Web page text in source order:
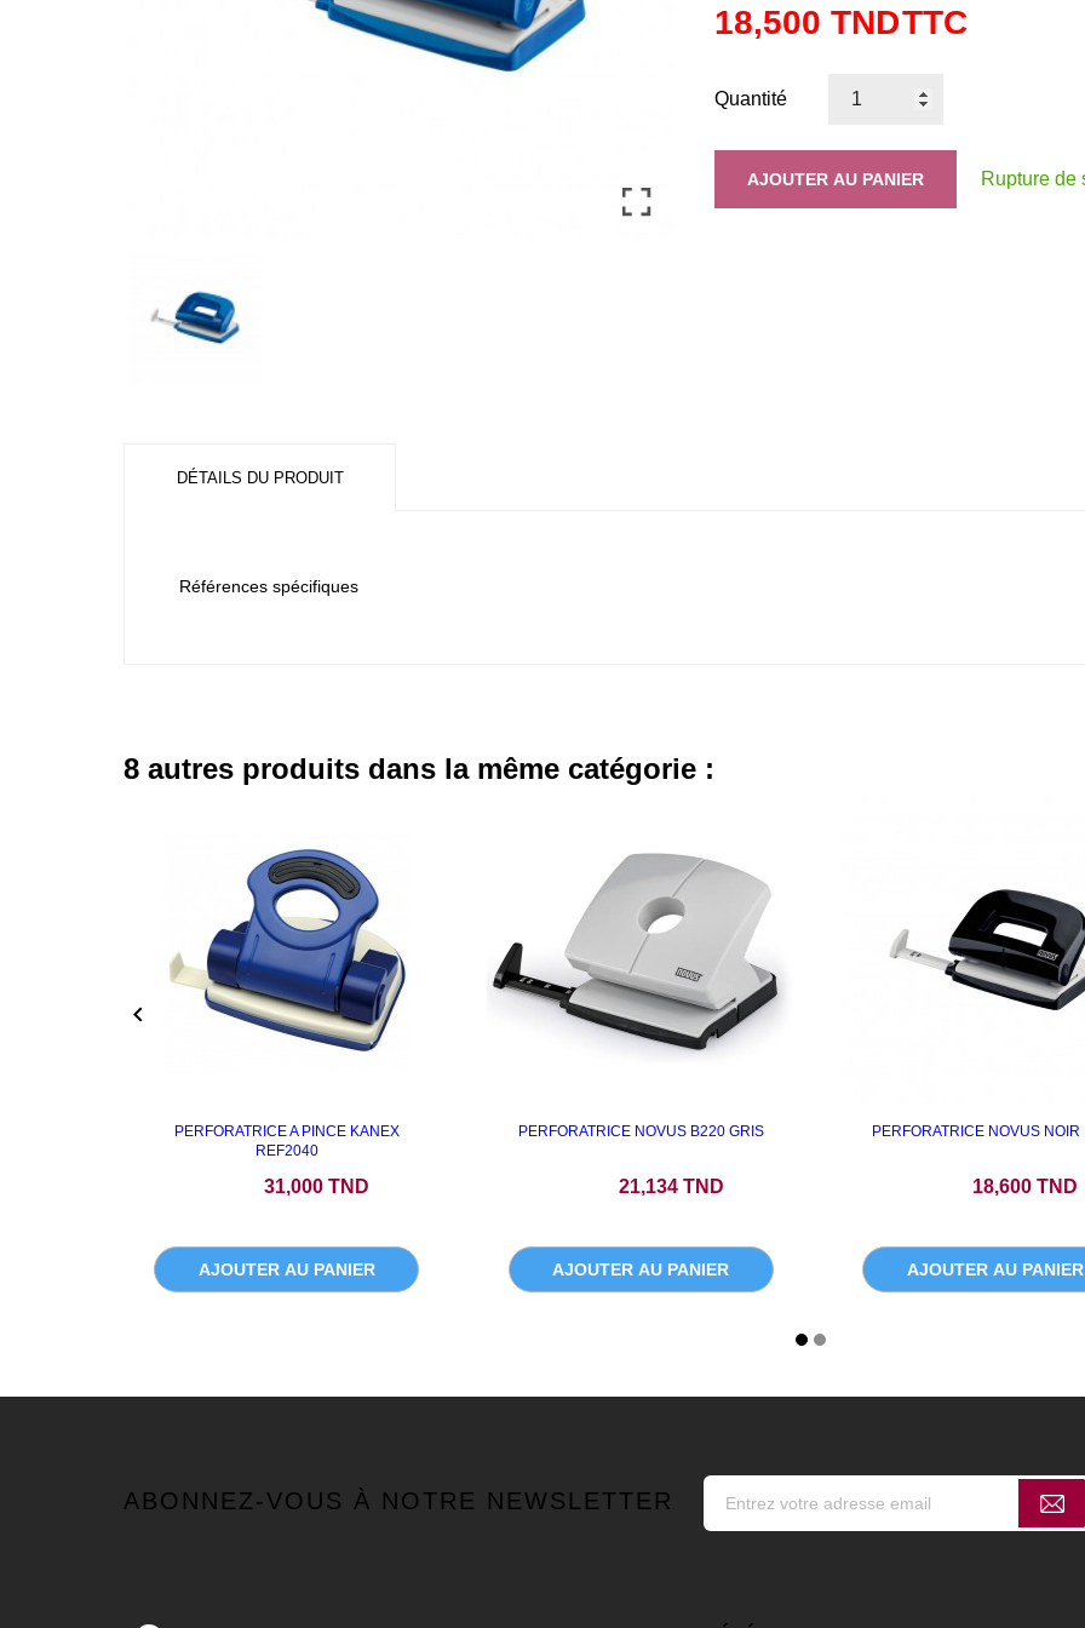
18,500 TNDTTC
Quantité
AJOUTER AU PANIER Rupture de
DÉTAILS DU PRODUIT
Références spécifiques
8 autres produits dans la même catégorie :
PERFORATRICE A PINCE KANEX
REF2040
31,000 TND
AJOUTER AU PANIER
PERFORATRICE NOVUS B220 GRIS
21,134 TND
AJOUTER AU PANIER
PERFORATRICE NOVUS NOIR
18,600 TND
AJOUTER AU PANIER

ABONNEZ-VOUS À NOTRE NEWSLETTER